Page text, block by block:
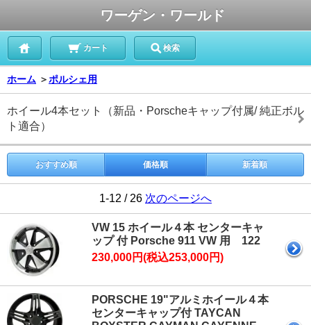
ワーゲン・ワールド
カート 検索
ホーム ＞ポルシェ用
ホイール4本セット（新品・Porscheキャップ付属/ 純正ボル
ト適合）
おすすめ順 価格順 新着順
1-12 / 26 次のページへ
VW 15 ホイール４本 センターキャ
ップ 付 Porsche 911 VW 用 122
230,000円(税込253,000円)
PORSCHE 19"アルミホイール４本
センターキャップ付 TAYCAN